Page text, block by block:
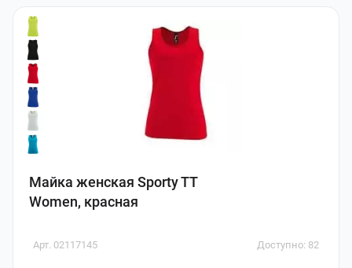
Майка женская Sporty TT
Women, красная
Арт. 02117145 Доступно: 82